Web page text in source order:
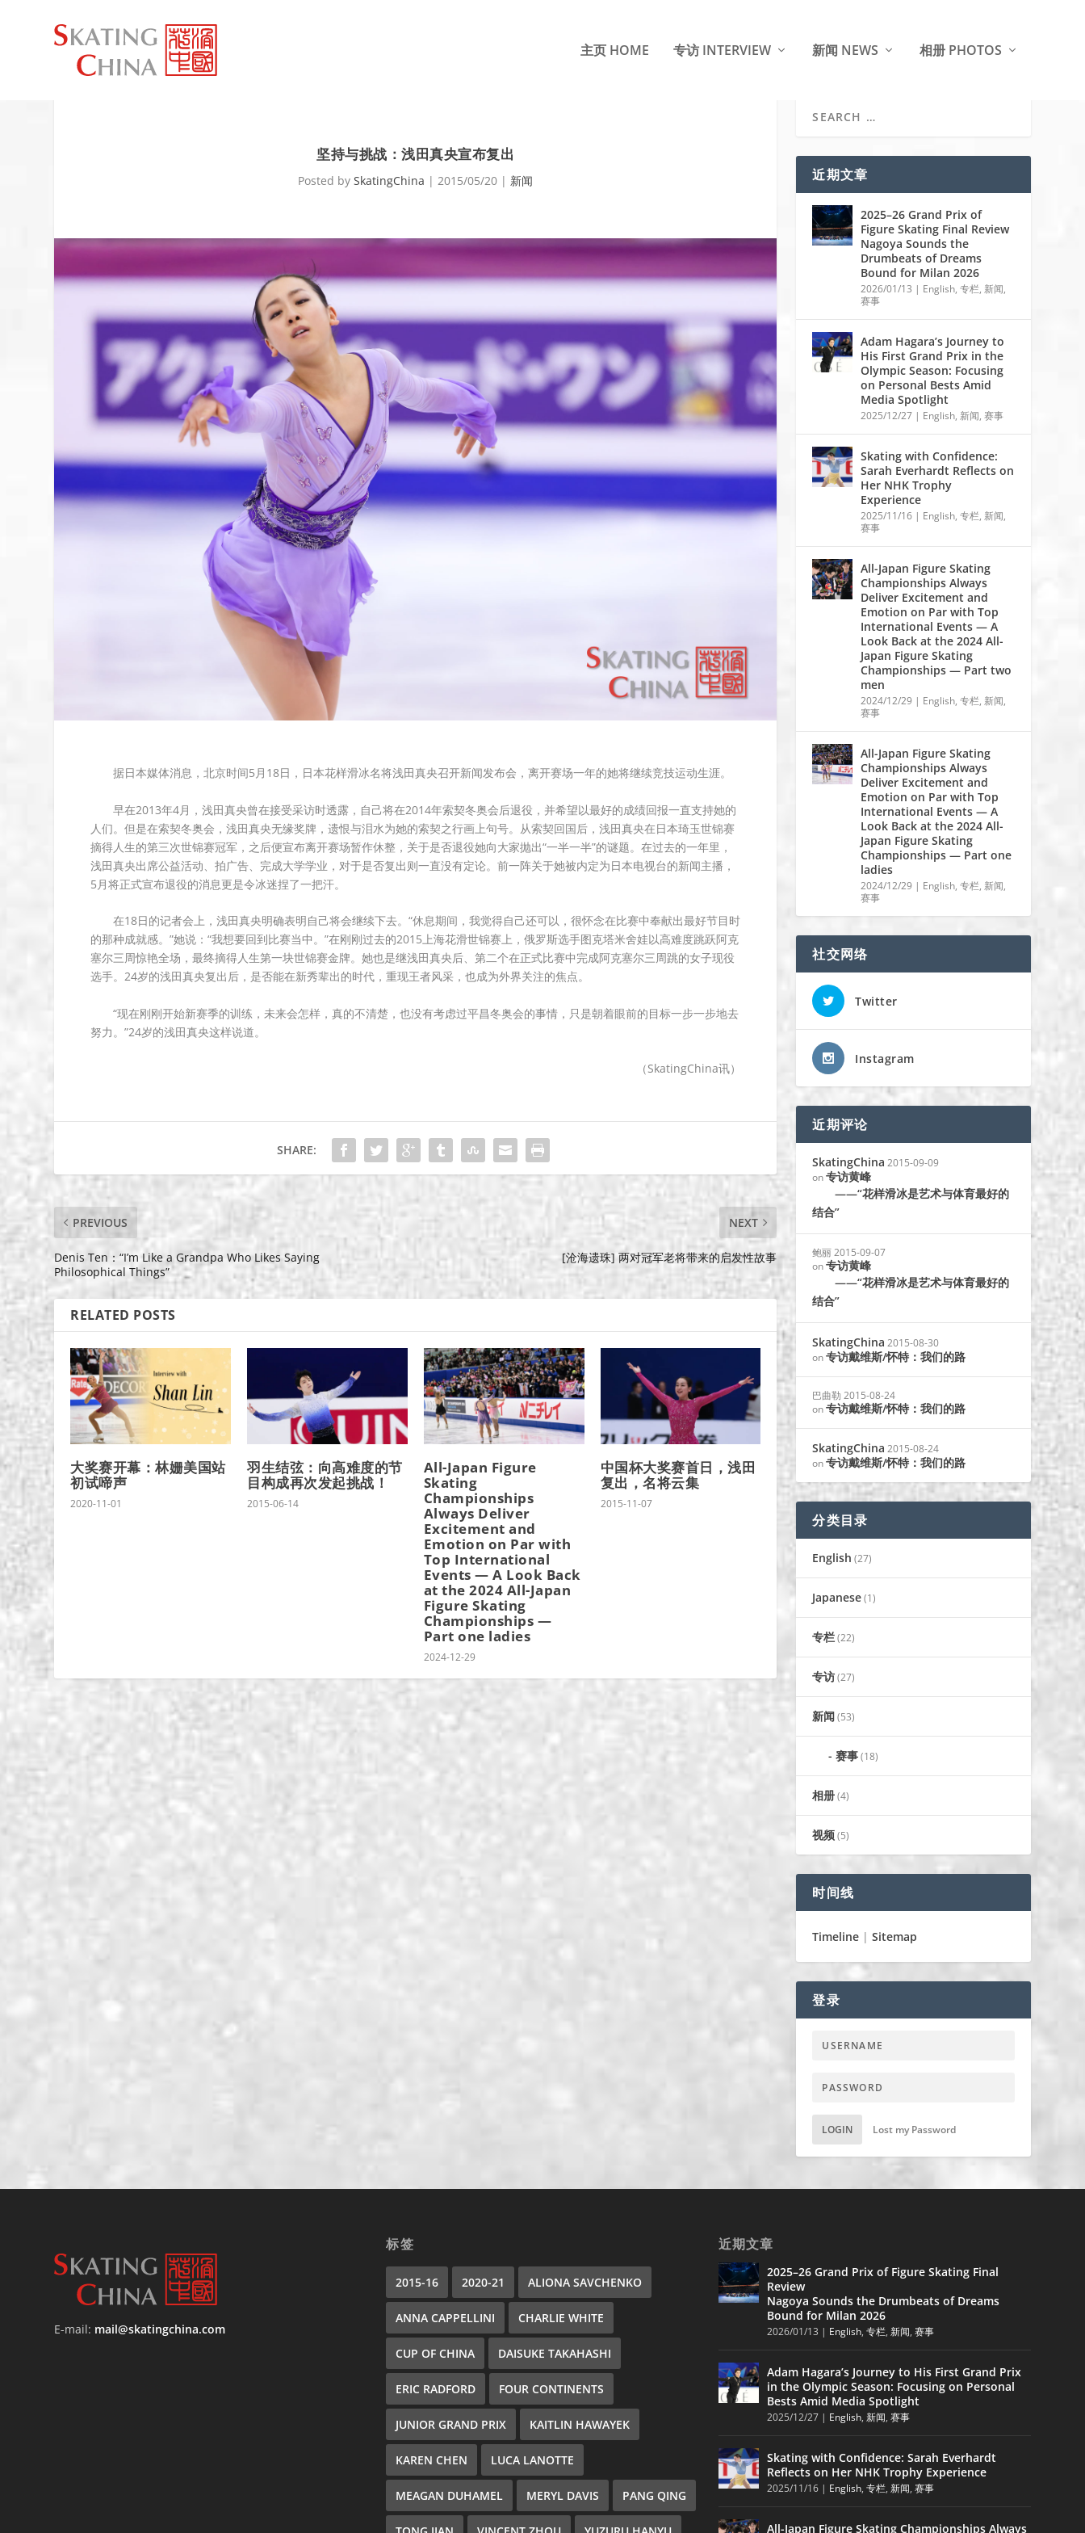
主页 HOME 专访 INTERVIEW 新闻 NEWS 相册 PHOTOS
坚持与挑战：浅田真央宣布复出
Posted bySkatingChina |2015/05/20 | 新闻
据日本媒体消息，北京时间5月18日，日本花样滑冰名将浅田真央召开新闻发布会，离开赛场一年的她将继续竞技运动生涯。
早在2013年4月，浅田真央曾在接受采访时透露，自己将在2014年索契冬奥会后退役，并希望以最好的成绩回报一直支持她的
人们。但是在索契冬奥会，浅田真央无缘奖牌，遗恨与泪水为她的索契之行画上句号。从索契回国后，浅田真央在日本琦玉世锦赛
摘得人生的第三次世锦赛冠军，之后便宣布离开赛场暂作休整，关于是否退役她向大家抛出“一半一半”的谜题。在过去的一年里，
浅田真央出席公益活动、拍广告、完成大学学业，对于是否复出则一直没有定论。前一阵关于她被内定为日本电视台的新闻主播，
5月将正式宣布退役的消息更是令冰迷捏了一把汗。
在18日的记者会上，浅田真央明确表明自己将会继续下去。“休息期间，我觉得自己还可以，很怀念在比赛中奉献出最好节目时
的那种成就感。”她说：“我想要回到比赛当中。”在刚刚过去的2015上海花滑世锦赛上，俄罗斯选手图克塔米舍娃以高难度跳跃阿克
塞尔三周惊艳全场，最终摘得人生第一块世锦赛金牌。她也是继浅田真央后、第二个在正式比赛中完成阿克塞尔三周跳的女子现役
选手。24岁的浅田真央复出后，是否能在新秀辈出的时代，重现王者风采，也成为外界关注的焦点。
“现在刚刚开始新赛季的训练，未来会怎样，真的不清楚，也没有考虑过平昌冬奥会的事情，只是朝着眼前的目标一步一步地去
努力。”24岁的浅田真央这样说道。
（SkatingChina讯）
SHARE:
PREVIOUS
Denis Ten：“I’m Like a Grandpa Who Likes Saying
Philosophical Things”
NEXT
[沧海遗珠] 两对冠军老将带来的启发性故事
RELATED POSTS
大奖赛开幕：林姗美国站
初试啼声
2020-11-01
羽生结弦：向高难度的节
目构成再次发起挑战！
2015-06-14
All-Japan Figure
Skating
Championships
Always Deliver
Excitement and
Emotion on Par with
Top International
Events — A Look Back
at the 2024 All-Japan
Figure Skating
Championships —
Part one ladies
2024-12-29
中国杯大奖赛首日，浅田
复出，名将云集
2015-11-07
近期文章
2025–26 Grand Prix of
Figure Skating Final Review
Nagoya Sounds the
Drumbeats of Dreams
Bound for Milan 2026
2026/01/13 | English,专栏, 新闻,
赛事
Adam Hagara’s Journey to
His First Grand Prix in the
Olympic Season: Focusing
on Personal Bests Amid
Media Spotlight
2025/12/27 | English, 新闻,赛事
Skating with Confidence:
Sarah Everhardt Reflects on
Her NHK Trophy
Experience
2025/11/16 | English,专栏, 新闻,
赛事
All-Japan Figure Skating
Championships Always
Deliver Excitement and
Emotion on Par with Top
International Events — A
Look Back at the 2024 All-
Japan Figure Skating
Championships — Part two
men
2024/12/29 | English,专栏, 新闻,
赛事
All-Japan Figure Skating
Championships Always
Deliver Excitement and
Emotion on Par with Top
International Events — A
Look Back at the 2024 All-
Japan Figure Skating
Championships — Part one
ladies
2024/12/29 | English,专栏, 新闻,
赛事
社交网络
Twitter
Instagram
近期评论
SkatingChina 2015-09-09
on专访黄峰
——“花样滑冰是艺术与体育最好的
结合”
鲍丽2015-09-07
on专访黄峰
——“花样滑冰是艺术与体育最好的
结合”
SkatingChina 2015-08-30
on专访戴维斯/怀特：我们的路
巴曲勒 2015-08-24
on专访戴维斯/怀特：我们的路
SkatingChina 2015-08-24
on专访戴维斯/怀特：我们的路
分类目录
English (27)
Japanese(1)
专栏(22)
专访(27)
新闻(53)
赛事(18)
相册(4)
视频(5)
时间线
Timeline |Sitemap
登录
LOGIN Lost my Password
E-mail: mail@skatingchina.com
标签
2015-16 2020-21 ALIONA SAVCHENKO
ANNA CAPPELLINI CHARLIE WHITE
CUP OF CHINA DAISUKE TAKAHASHI
ERIC RADFORD FOUR CONTINENTS
JUNIOR GRAND PRIX KAITLIN HAWAYEK
KAREN CHEN LUCA LANOTTE
MEAGAN DUHAMEL MERYL DAVIS PANG QING
近期文章
2025–26 Grand Prix of Figure Skating Final
Review
Nagoya Sounds the Drumbeats of Dreams
Bound for Milan 2026
2026/01/13 | English, 专栏, 新闻, 赛事
Adam Hagara’s Journey to His First Grand Prix
in the Olympic Season: Focusing on Personal
Bests Amid Media Spotlight
2025/12/27| English, 新闻, 赛事
Skating with Confidence: Sarah Everhardt
Reflects on Her NHK Trophy Experience
2025/11/16| English, 专栏, 新闻, 赛事
All-Japan Figure Skating Championships Always